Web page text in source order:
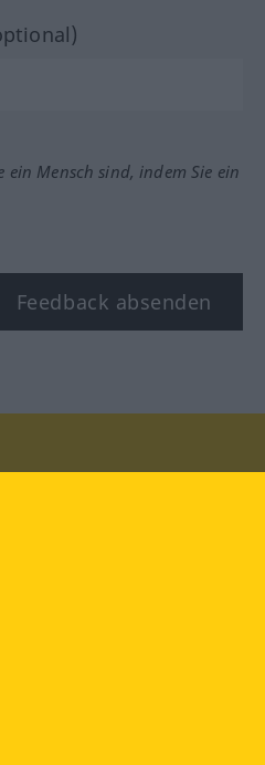
ein Mensch sind, indem Sie ein
Feedback absenden